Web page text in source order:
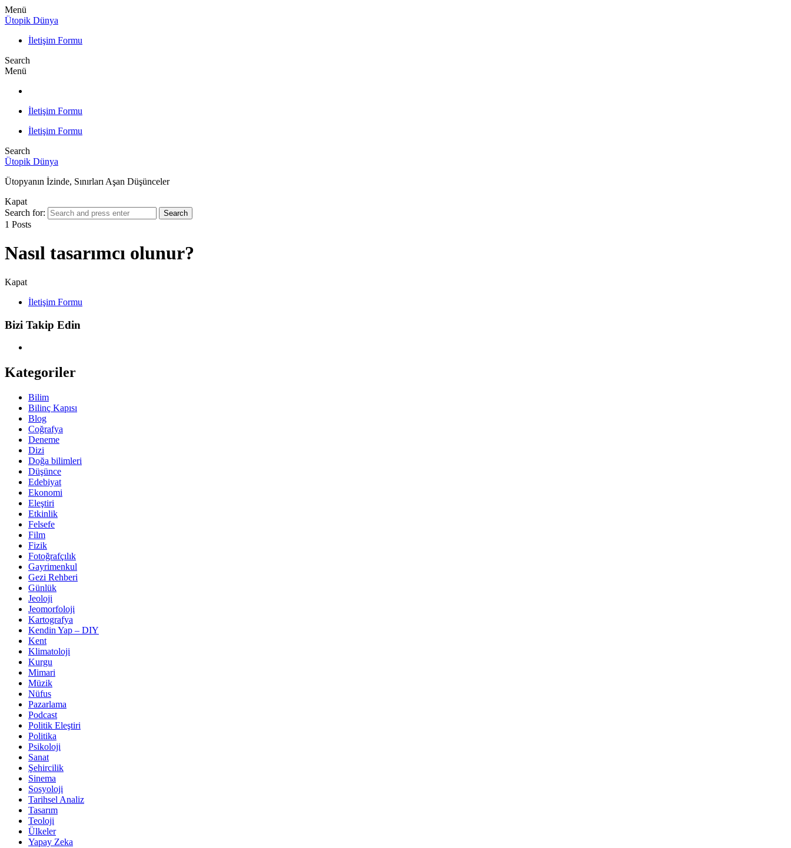
Menü
Ütopik Dünya
İletişim Formu
Search
Menü
İletişim Formu
İletişim Formu
Search
Ütopik Dünya
Ütopyanın İzinde, Sınırları Aşan Düşünceler
Kapat
Search for:
Search
1 Posts
Nasıl tasarımcı olunur?
Kapat
İletişim Formu
Bizi Takip Edin
Kategoriler
Bilim
Bilinç Kapısı
Blog
Coğrafya
Deneme
Dizi
Doğa bilimleri
Düşünce
Edebiyat
Ekonomi
Eleştiri
Etkinlik
Felsefe
Film
Fizik
Fotoğrafçılık
Gayrimenkul
Gezi Rehberi
Günlük
Jeoloji
Jeomorfoloji
Kartografya
Kendin Yap – DIY
Kent
Klimatoloji
Kurgu
Mimari
Müzik
Nüfus
Pazarlama
Podcast
Politik Eleştiri
Politika
Psikoloji
Sanat
Şehircilik
Sinema
Sosyoloji
Tarihsel Analiz
Tasarım
Teoloji
Ülkeler
Yapay Zeka